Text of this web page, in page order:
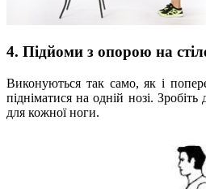
4. Підйоми з опорою на
Виконуються так само, як і
підніматися на одній нозі. Зробіть
для кожної ноги.